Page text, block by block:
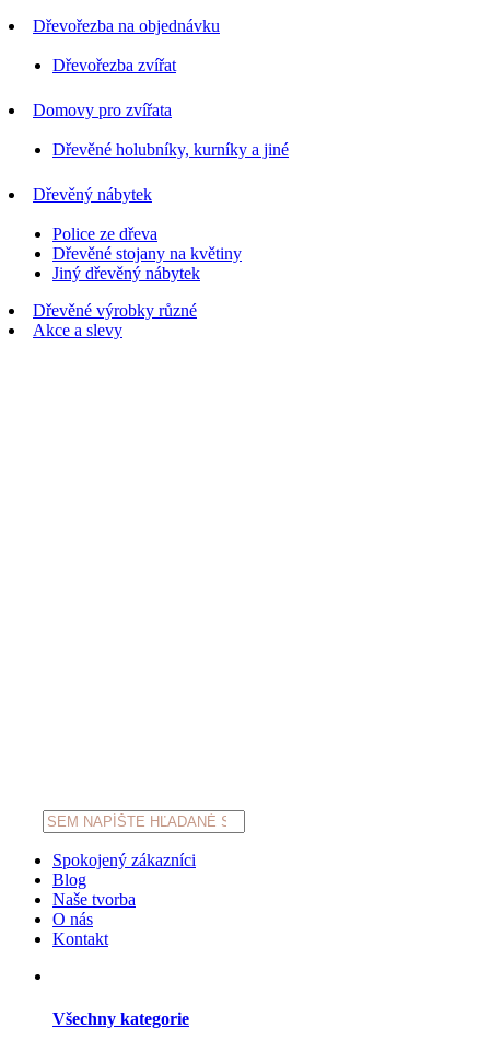
Dřevořezba na objednávku
Dřevořezba zvířat
Domovy pro zvířata
Dřevěné holubníky, kurníky a jiné
Dřevěný nábytek
Police ze dřeva
Dřevěné stojany na květiny
Jiný dřevěný nábytek
Dřevěné výrobky různé
Akce a slevy
Products
search
Spokojený zákazníci
Blog
Naše tvorba
O nás
Kontakt
Všechny kategorie